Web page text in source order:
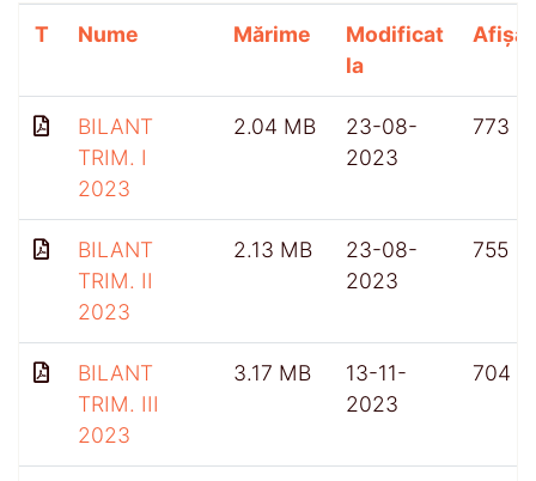
T Nume Mărime
Modificat
la
BILANT
TRIM. I
2023
2.04 MB
23-08-
2023
773
BILANT
TRIM. II
2023
2.13 MB
23-08-
2023
755
BILANT
TRIM. III
2023
3.17 MB
13-11-
2023
704